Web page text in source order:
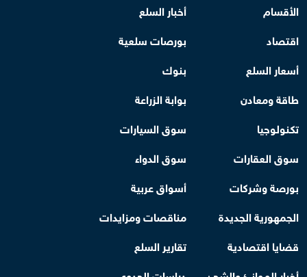
الأقسام
أخبار السلع
اقتصاد
بورصات سلعية
أسعار السلع
بنوك
طاقة ومعادن
بوابة الزراعة
تكنولوجيا
سوق السيارات
سوق العقارات
سوق الدواء
بورصة وشركات
أسواق عربية
الجمهورية الجديدة
مناقصات ومزايدات
قضايا اقتصادية
تقارير السلع